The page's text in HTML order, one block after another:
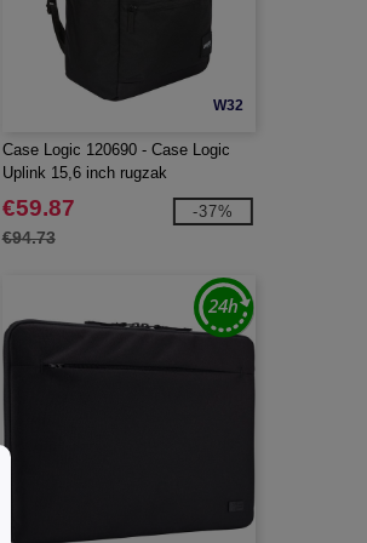
W32
Case Logic 120690 - Case Logic
Uplink 15,6 inch rugzak
€59.87
€94.73
-37%